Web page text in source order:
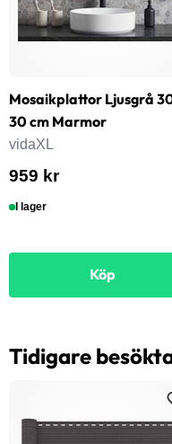
Mosaikplattor Ljusgrå
30 cm Marmor
vidaXL
959 kr
I lager
Köp
Tidigare